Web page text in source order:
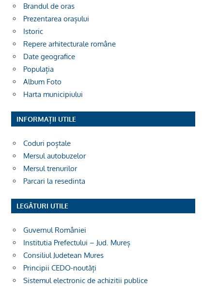
Brandul de oras
Prezentarea orașului
Istoric
Repere arhitecturale române
Date geografice
Populația
Album Foto
Harta municipiului
INFORMAȚII UTILE
Coduri poștale
Mersul autobuzelor
Mersul trenurilor
Parcari la resedinta
LEGĂTURI UTILE
Guvernul României
Institutia Prefectului – Jud. Mureș
Consiliul Judetean Mures
Principii CEDO-noutăți
Sistemul electronic de achizitii publice